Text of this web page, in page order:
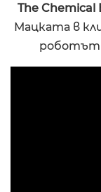
The Chemical
Мацката в
роботът